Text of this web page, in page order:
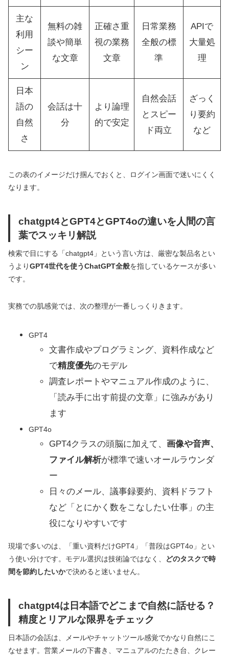
主な
利用
シー
ン
無料の雑
談や簡単
な文章
正確さ重
視の業務
文章
日常業務
全般の標
準
APIで
大量処
理
日本
語の
自然
さ
会話は十
分
より論理
的で安定
自然会話
とスピー
ド両立
ざっく
り要約
など
この表のイメージだけ掴んでおくと、ログイン画面で迷いにくく
なります。
chatgpt4とGPT4とGPT4oの違いを人間の言
葉でスッキリ解説
検索で目にする「chatgpt4」という言い方は、厳密な製品名とい
うよりGPT4世代を使うChatGPT全般を指しているケースが多い
です。
実務での肌感覚では、次の整理が一番しっくりきます。
GPT4
文書作成やプログラミング、資料作成など
で精度優先のモデル
調査レポートやマニュアル作成のように、
「読み手に出す前提の文章」に強みがあり
ます
GPT4o
GPT4クラスの頭脳に加えて、 画像や音声、
ファイル解析が標準で速いオールラウンダ
ー
日々のメール、議事録要約、資料ドラフト
など「とにかく数をこなしたい仕事」の主
役になりやすいです
現場で多いのは、「重い資料だけGPT4」「普段はGPT4o」とい
う使い分けです。モデル選択は技術論ではなく、
どのタスクで時
間を節約したいかで決めると迷いません。
chatgpt4は日本語でどこまで自然に話せる？
精度とリアルな限界をチェック
日本語の会話は、メールやチャットツール感覚でかなり自然にこ
なせます。営業メールの下書き、マニュアルのたたき台、クレー